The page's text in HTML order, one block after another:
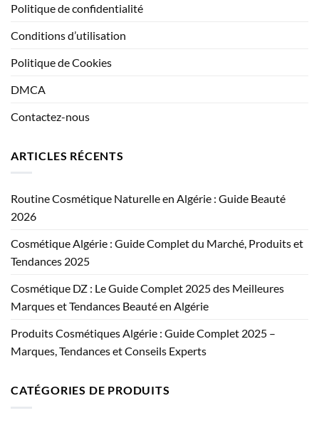
Politique de confidentialité
Conditions d’utilisation
Politique de Cookies
DMCA
Contactez-nous
ARTICLES RÉCENTS
Routine Cosmétique Naturelle en Algérie : Guide Beauté
2026
Cosmétique Algérie : Guide Complet du Marché, Produits et
Tendances 2025
Cosmétique DZ : Le Guide Complet 2025 des Meilleures
Marques et Tendances Beauté en Algérie
Produits Cosmétiques Algérie : Guide Complet 2025 –
Marques, Tendances et Conseils Experts
CATÉGORIES DE PRODUITS